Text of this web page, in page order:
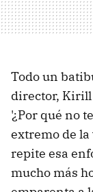
Todo un
director, Kirill
'¿Por qué no
extremo de
repite esa
mucho más